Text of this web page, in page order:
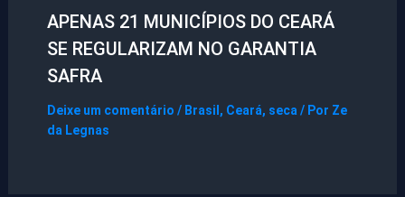
APENAS 21 MUNICÍPIOS DO CEARÁ
SE REGULARIZAM NO GARANTIA
SAFRA
Deixe um comentário / Brasil , Ceará, seca / Por Ze
da Legnas